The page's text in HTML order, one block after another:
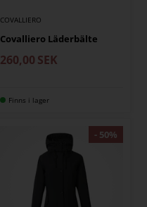
COVALLIERO
Covalliero Läderbälte
260,00 SEK
Finns i lager